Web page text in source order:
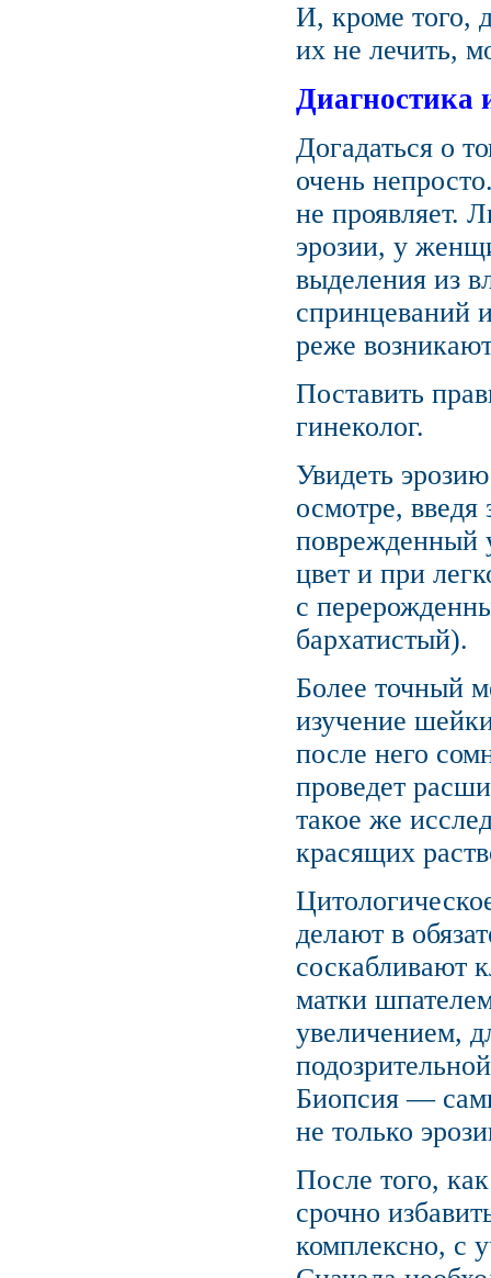
И, кроме того,
их не лечить,
Диагностика
Догадаться о
очень
не проявляет.
эрозии, у
выделения из
спринцеваний
реже
Поставить
гинеколог.
Увидеть
осмотре, введя
поврежденный
цвет и при
с
бархатистый).
Более точный
изучение
после него
проведет
такое же
красящих
делают в
соскабливают
матки
увеличением,
Биопсия —
не только
После того,
срочно
комплексно, с